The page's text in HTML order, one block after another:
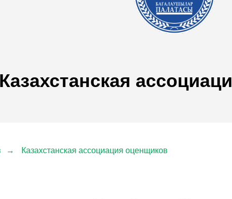
Казахстанская
→ Казахстанская ассоциация оценщиков